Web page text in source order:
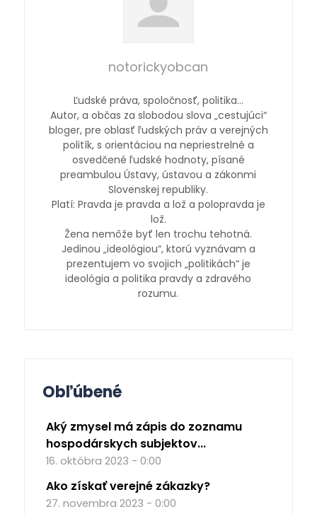
notorickyobcan
Ľudské práva, spoločnosť, politika…
Autor, a občas za slobodou slova „cestujúci“
bloger, pre oblasť ľudských práv a verejných
politík, s orientáciou na nepriestrelné a
osvedčené ľudské hodnoty, písané
preambulou Ústavy, ústavou a zákonmi
Slovenskej republiky.
Platí: Pravda je pravda a lož a polopravda je
lož.
Žena nemôže byť len trochu tehotná.
Jedinou „ideológiou“, ktorú vyznávam a
prezentujem vo svojich „politikách“ je
ideológia a politika pravdy a zdravého
rozumu.
Obľúbené
Aký zmysel má zápis do zoznamu
hospodárskych subjektov...
16. októbra 2023 - 0:00
Ako získať verejné zákazky?
27. novembra 2023 - 0:00